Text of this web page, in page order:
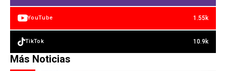
YouTube 1.55k
TikTok 10.9k
Más Noticias